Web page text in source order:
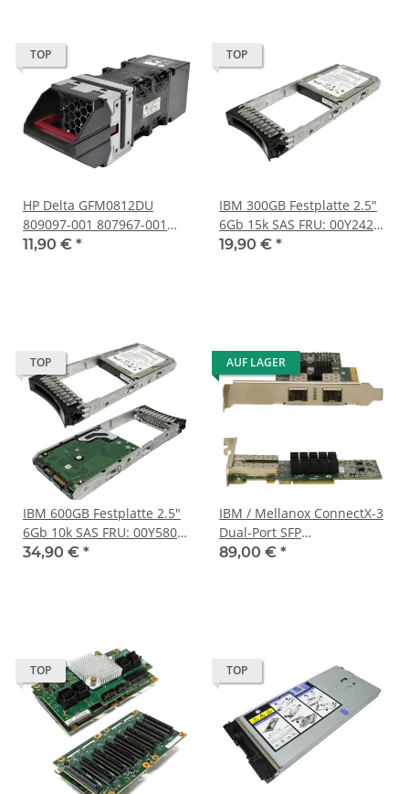
TOP
HP Delta GFM0812DU
809097-001 807967-001
FAN for Synergy 12000
11,90 € *
TOP
IBM 300GB Festplatte 2.5"
6Gb 15k SAS FRU: 00Y2428
00Y5718 für V3700
19,90 € *
TOP
IBM 600GB Festplatte 2.5"
6Gb 10k SAS FRU: 00Y5800
für V5000
34,90 € *
AUF LAGER
IBM / Mellanox ConnectX-3
Dual-Port SFP
Netzwerkkarte + 2x 10G
89,00 € *
TOP TOP